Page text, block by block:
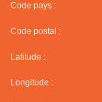
Code pays :
Code postal :
Latitude :
Longitude :